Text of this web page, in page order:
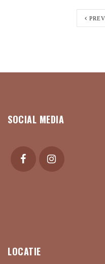
PREV
SOCIAL MEDIA
LOCATIE